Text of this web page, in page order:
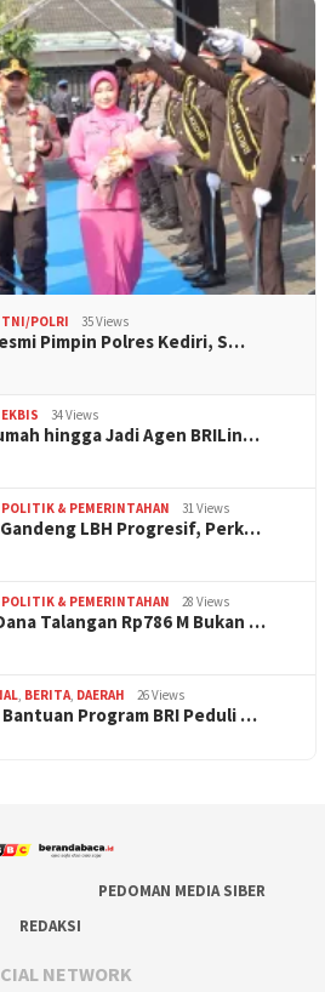
TNI/POLRI 35 Views
Pimpin Polres Kediri, S…
EKBIS 34 Views
hingga Jadi Agen BRILin…
POLITIK & PEMERINTAHAN 31 Views
LBH Progresif, Perk…
POLITIK & PEMERINTAHAN 28 Views
Talangan Rp786 M Bukan …
BERITA DAERAH 26 Views
Bantuan Program BRI Peduli …
PEDOMAN MEDIA SIBER
REDAKSI
NETWORK